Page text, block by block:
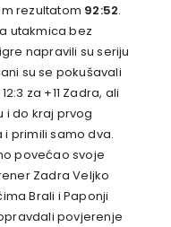
rezultatom 92:52.
utakmica bez
napravili su seriju
su se pokušavali
za +11 Zadra, ali
i do kraj prvog
i primili samo dva.
povećao svoje
Zadra Veljko
Brali i Paponji
povjerenje